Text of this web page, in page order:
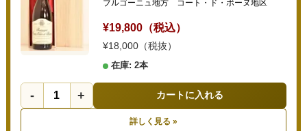
ブルゴーニュ地方 コート・ド・ボーヌ地区
¥19,800（税込）
¥18,000（税抜）
在庫: 2本
- + カートに入れる
詳しく見る »